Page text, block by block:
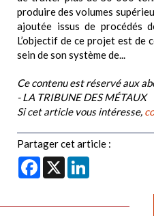
produire des volumes
ajoutée issus de procédés
L’objectif de ce projet est de
sein de son système de...
Ce contenu est réservé aux
- LA TRIBUNE DES MÉTAUX
Si cet article vous intéresse,
Partager cet article :
Facebook
X